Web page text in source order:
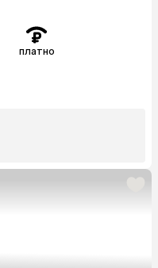
платно